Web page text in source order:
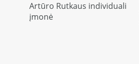
Artūro Rutkaus individuali
įmonė